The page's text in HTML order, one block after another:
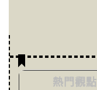
熱門觀點